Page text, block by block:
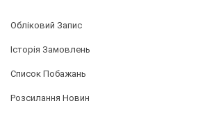
Обліковий Запис
Історія Замовлень
Список Побажань
Розсилання Новин